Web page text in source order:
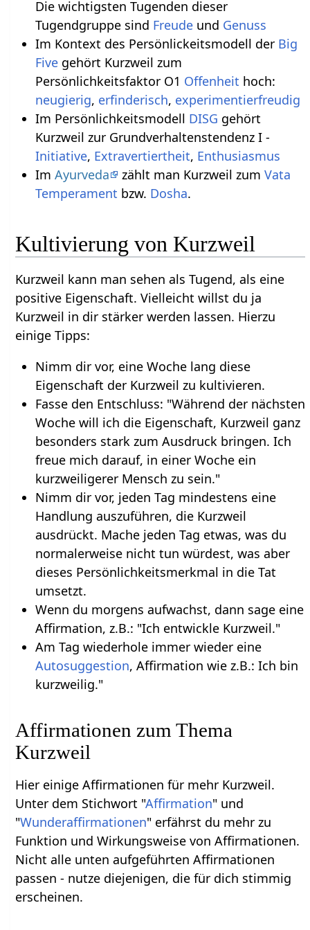
Die wichtigsten Tugenden dieser
Tugendgruppe sind Freudeund Genuss
Im Kontext des Persönlickeitsmodell der Big
Fivegehört Kurzweil zum
Persönlichkeitsfaktor O1 Offenheit hoch:
neugierig, erfinderisch, experimentierfreudig
Im Persönlichkeitsmodell DISG gehört
Kurzweil zur Grundverhaltenstendenz I -
Initiative, Extravertiertheit, Enthusiasmus
Im Ayurveda zählt man Kurzweil zum Vata
Temperament bzw. Dosha.
Kultivierung von Kurzweil
Kurzweil kann man sehen als Tugend, als eine
positive Eigenschaft. Vielleicht willst du ja
Kurzweil in dir stärker werden lassen. Hierzu
einige Tipps:
Nimm dir vor, eine Woche lang diese
Eigenschaft der Kurzweil zu kultivieren.
Fasse den Entschluss: "Während der nächsten
Woche will ich die Eigenschaft, Kurzweil ganz
besonders stark zum Ausdruck bringen. Ich
freue mich darauf, in einer Woche ein
kurzweiligerer Mensch zu sein."
Nimm dir vor, jeden Tag mindestens eine
Handlung auszuführen, die Kurzweil
ausdrückt. Mache jeden Tag etwas, was du
normalerweise nicht tun würdest, was aber
dieses Persönlichkeitsmerkmal in die Tat
umsetzt.
Wenn du morgens aufwachst, dann sage eine
Affirmation, z.B.: "Ich entwickle Kurzweil."
Am Tag wiederhole immer wieder eine
Autosuggestion, Affirmation wie z.B.: Ich bin
kurzweilig."
Affirmationen zum Thema
Kurzweil
Hier einige Affirmationen für mehr Kurzweil.
Unter dem Stichwort "Affirmation" und
"Wunderaffirmationen" erfährst du mehr zu
Funktion und Wirkungsweise von Affirmationen.
Nicht alle unten aufgeführten Affirmationen
passen - nutze diejenigen, die für dich stimmig
erscheinen.